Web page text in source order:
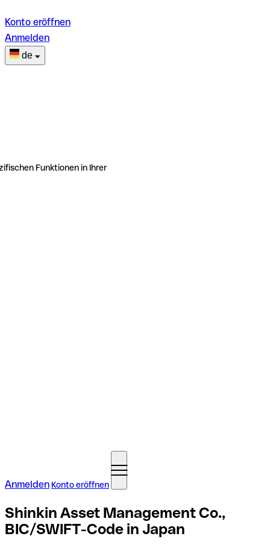
Konto eröffnen
Anmelden
de
Funktionen in Ihrer
Anmelden Konto eröffnen
Shinkin Asset Management Co.,
BIC/SWIFT-Code in Japan